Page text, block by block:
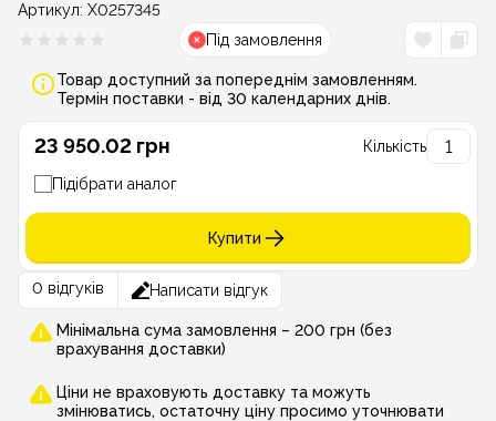
Артикул: Х0257345
Під замовлення
Товар доступний за попереднім замовленням.
Термін поставки - від 30 календарних днів.
23 950.02 грн Кількість
Підібрати аналог
Купити
0 відгуків Написати відгук
Мінімальна сума замовлення – 200 грн (без
врахування доставки)
Ціни не враховують доставку та можуть
змінюватись, остаточну ціну просимо уточнювати